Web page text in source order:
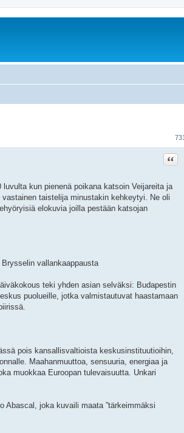
kun pienenä poikana katsoin Veijareita ja
taistelija minustakin kehkeytyi. Ne oli
elokuvia joilla pestään katsojan
vallankaappausta
teki yhden asian selväksi: Budapestin
puolueille, jotka valmistautuvat haastamaan
pois kansallisvaltioista keskusinstituutioihin,
Maahanmuuttoa, sensuuria, energiaa ja
muokkaa Euroopan tulevaisuutta. Unkari
Abascal, joka kuvaili maata ”tärkeimmäksi